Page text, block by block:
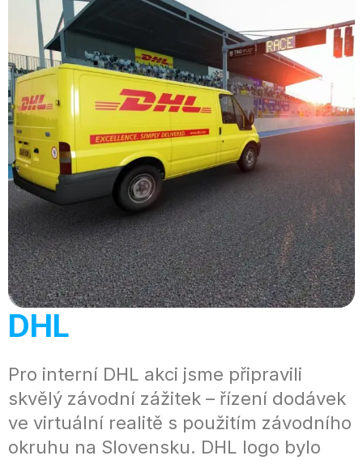
DHL
Pro interní DHL akci jsme připravili
skvělý závodní zážitek – řízení dodávek
ve virtuální realitě s použitím závodního
okruhu na Slovensku. DHL logo bylo